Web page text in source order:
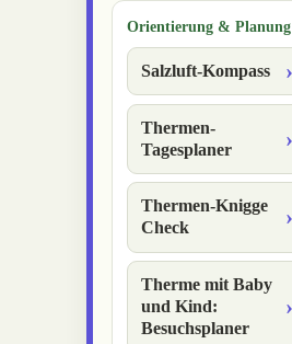
Orientierung & Planung
Salzluft-Kompass
Thermen-
Tagesplaner
Thermen-Knigge
Check
Therme mit Baby
und Kind:
Besuchsplaner